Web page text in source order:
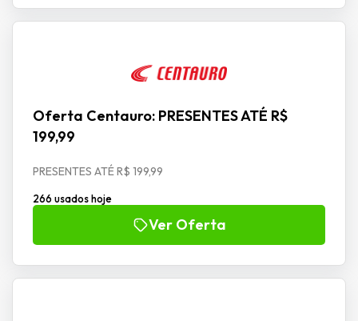
Oferta Centauro: PRESENTES ATÉ R$
199,99
PRESENTES ATÉ R$ 199,99
266 usados hoje
Ver Oferta